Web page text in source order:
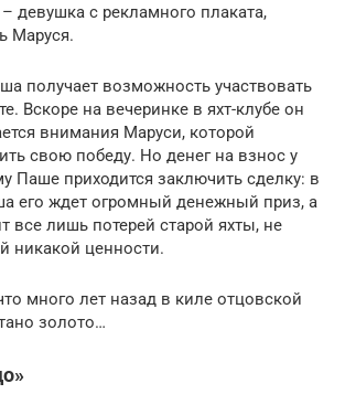
девушка с рекламного плаката,
Маруся.
получает возможность участвовать
Вскоре на вечеринке в яхт-клубе он
внимания Маруси, которой
свою победу. Но денег на взнос у
Паше приходится заключить сделку: в
его ждет огромный денежный приз, а
все лишь потерей старой яхты, не
никакой ценности.
много лет назад в киле отцовской
золото…